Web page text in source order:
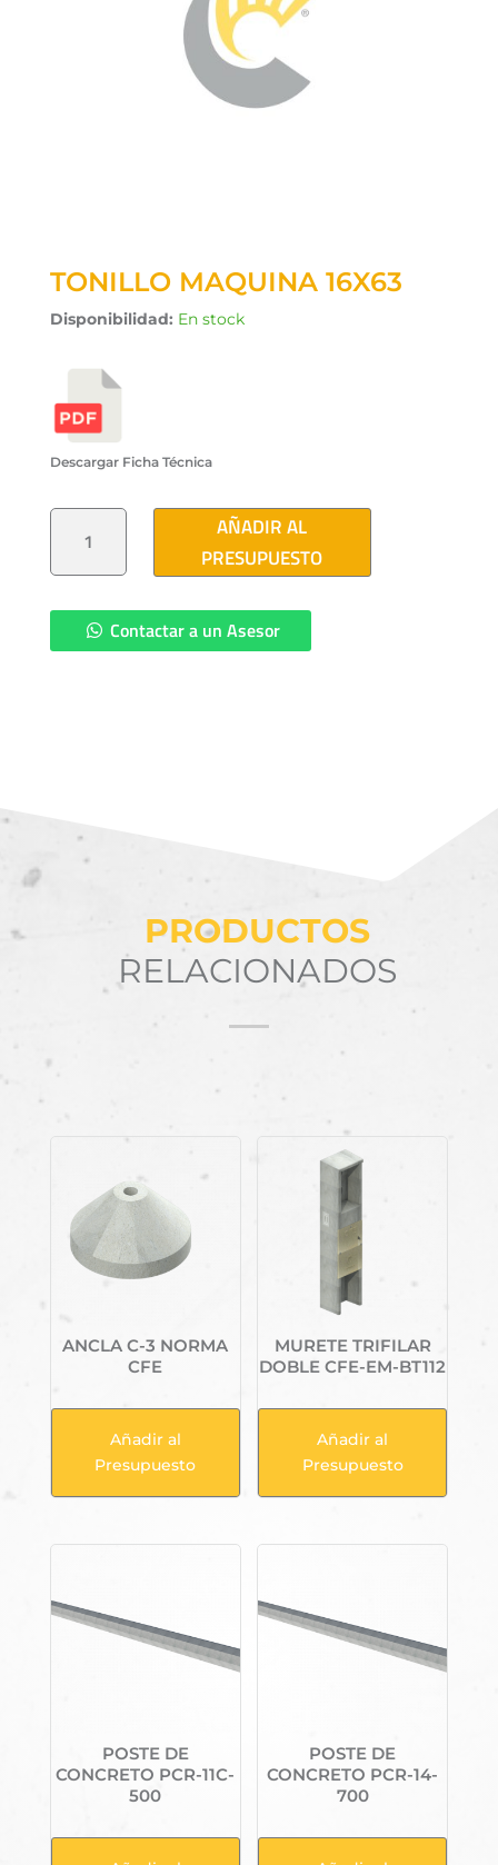
TONILLO MAQUINA 16X63
Disponibilidad: En stock
Descargar Ficha Técnica
TONILLO
16X63
AÑADIR AL
PRESUPUESTO
Contactar a un Asesor
PRODUCTOS
RELACIONADOS
ANCLA C-3 NORMA
CFE
Añadir al
Presupuesto
MURETE TRIFILAR
DOBLE CFE-EM-BT112
Añadir al
Presupuesto
POSTE DE
CONCRETO PCR-11C-
500
POSTE DE
CONCRETO PCR-14-
700